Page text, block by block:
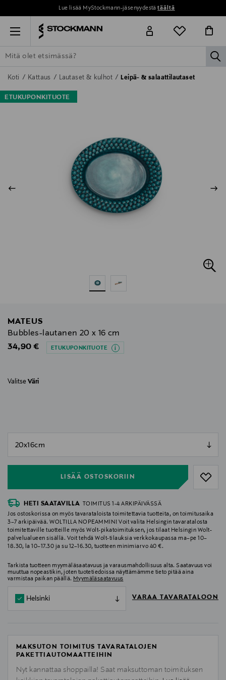
Lue lisää MyStockmann-jäsenyydestätäältä
Menu
ETSI KAIKKI NAISET MIEHET LAPSET KOTI
Koti Kattaus Lautaset & kulhot Leipä- & salaattilautaset
ETUKUPONKITUOTE
MATEUS
Bubbles-lautanen 20 x 16 cm
Original Price
34,90 € ETUKUPONKITUOTE
Valitse Väri
LISÄÄ OSTOSKORIIN
HETI SAATAVILLA
TOIMITUS 1-4 ARKIPÄIVÄSSÄ
Jos ostoskorissa on myös tavarataloista toimitettavia tuotteita, on toimitusaika
3–7 arkipäivää. WOLTILLA NOPEAMMIN! Voit valita Helsingin tavaratalosta
toimitettaville tuotteille myös Wolt-pikatoimituksen, jos tilaat Helsingin Wolt-
palvelualueen sisällä. Voit tehdä Wolt-tilauksia verkkokaupassa ma–pe 10–
18.30, la 10–17.30 ja su 12–16.30, tuotteen minimiarvo 40 €.
Tarkista tuotteen myymäläsaatavuus ja varausmahdollisuus alta. Saatavuus voi
muuttua nopeastikin, joten tuotetiedoissa näyttämämme tieto pitää aina
varmistaa paikan päällä. Myymäläsaatavuus
Helsinki VARAA TAVARATALOON
MAKSUTON TOIMITUS TAVARATALOJEN
PAKETTIAUTOMAATTEIHIN
Nyt kannattaa shoppailla! Saat maksuttoman toimituksen